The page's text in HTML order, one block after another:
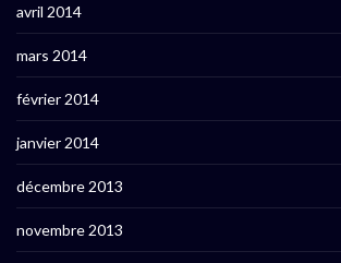
avril 2014
mars 2014
février 2014
janvier 2014
décembre 2013
novembre 2013